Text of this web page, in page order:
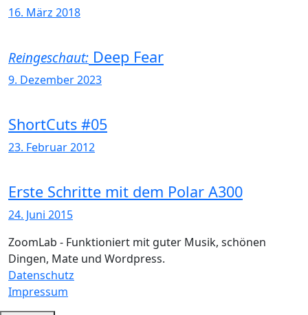
16. März 2018
Reingeschaut: Deep Fear
9. Dezember 2023
ShortCuts #05
23. Februar 2012
Erste Schritte mit dem Polar A300
24. Juni 2015
ZoomLab - Funktioniert mit guter Musik, schönen
Dingen, Mate und Wordpress.
Datenschutz
Impressum